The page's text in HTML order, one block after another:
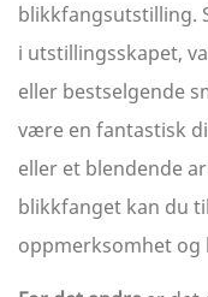
blikkfangsutstilling.
i utstillingsskapet,
eller bestselgende
være en fantastisk
eller et blendende
blikkfanget kan du
oppmerksomhet og